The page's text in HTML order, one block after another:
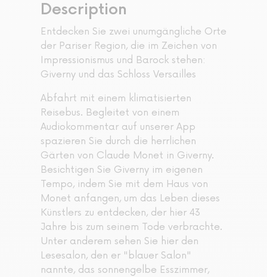
Description
Entdecken Sie zwei unumgängliche Orte
der Pariser Region, die im Zeichen von
Impressionismus und Barock stehen:
Giverny und das Schloss Versailles
Abfahrt mit einem klimatisierten
Reisebus. Begleitet von einem
Audiokommentar auf unserer App
spazieren Sie durch die herrlichen
Gärten von Claude Monet in Giverny.
Besichtigen Sie Giverny im eigenen
Tempo, indem Sie mit dem Haus von
Monet anfangen, um das Leben dieses
Künstlers zu entdecken, der hier 43
Jahre bis zum seinem Tode verbrachte.
Unter anderem sehen Sie hier den
Lesesalon, den er "blauer Salon"
nannte, das sonnengelbe Esszimmer,